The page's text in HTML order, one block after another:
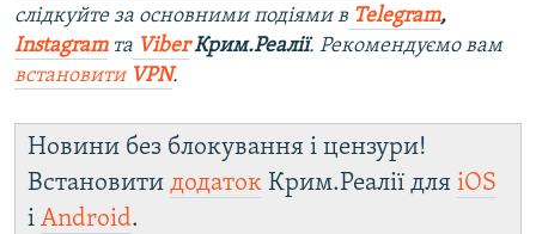
слідкуйте за основними подіями в Telegram,
Instagramта ViberКрим.Реалії. Рекомендуємо вам
встановити VPN.
Новини без блокування і цензури!
Встановити додаток Крим.Реалії для iOS
і Android.